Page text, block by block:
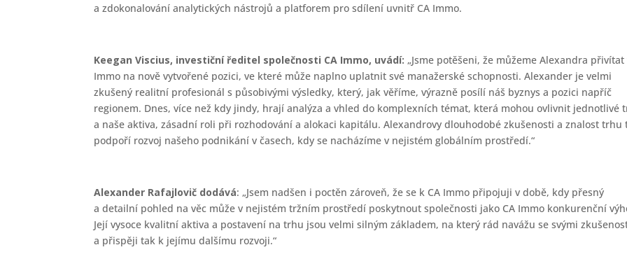
a zdokonalování analytických nástrojů a platforem pro sdílení uvnitř CA Immo.
Keegan Viscius, investiční ředitel společnosti CA Immo, uvádí: „Jsme potěšeni, že můžeme Alexandra přivítat
Immo na nově vytvořené pozici, ve které může naplno uplatnit své manažerské schopnosti. Alexander je velmi
zkušený realitní profesionál s působivými výsledky, který, jak věříme, výrazně posílí náš byznys a pozici napříč
regionem. Dnes, více než kdy jindy, hrají analýza a vhled do komplexních témat, která mohou ovlivnit jednotlivé
a naše aktiva, zásadní roli při rozhodování a alokaci kapitálu. Alexandrovy dlouhodobé zkušenosti a znalost trhu
podpoří rozvoj našeho podnikání v časech, kdy se nacházíme v nejistém globálním prostředí.“
Alexander Rafajlovič dodává: „Jsem nadšen i poctěn zároveň, že se k CA Immo připojuji v době, kdy přesný
a detailní pohled na věc může v nejistém tržním prostředí poskytnout společnosti jako CA Immo konkurenční
Její vysoce kvalitní aktiva a postavení na trhu jsou velmi silným základem, na který rád navážu se svými
a přispěji tak k jejímu dalšímu rozvoji.“